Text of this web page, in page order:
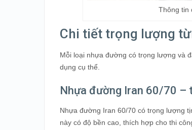
Thông tin
Chi tiết trọng lượng
Mỗi loại nhựa đường có trọng lượng và
dụng cụ thể.
Nhựa đường Iran 60/70 –
Nhựa đường Iran 60/70 có trọng lượng
này có độ bền cao, thích hợp cho thi